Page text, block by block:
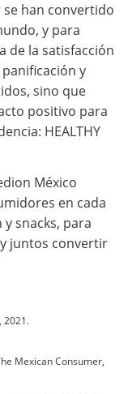
han convertido
y para
de la satisfacción
y
sino que
positivo para
HEALTHY
México
en cada
snacks, para
juntos convertir
2021.
Mexican Consumer,